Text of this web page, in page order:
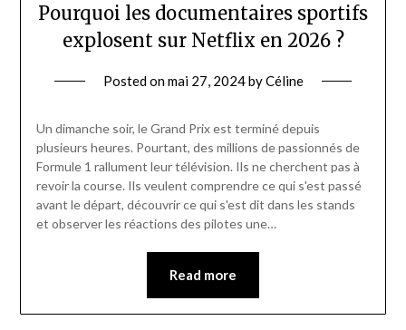
Pourquoi les documentaires sportifs
explosent sur Netflix en 2026 ?
Posted onmai 27, 2024byCéline
Un dimanche soir, le Grand Prix est terminé depuis
plusieurs heures. Pourtant, des millions de passionnés de
Formule 1 rallument leur télévision. Ils ne cherchent pas à
revoir la course. Ils veulent comprendre ce qui s'est passé
avant le départ, découvrir ce qui s'est dit dans les stands
et observer les réactions des pilotes une…
Read more